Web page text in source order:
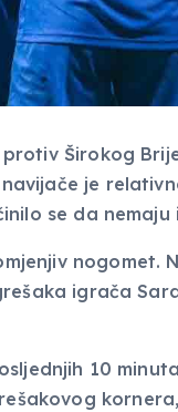
Širokog
je
se da nemaju
nogomet.
igrača
10